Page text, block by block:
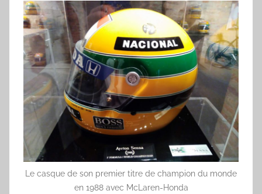
Le casque de son premier titre de champion du monde
en 1988 avec McLaren-Honda